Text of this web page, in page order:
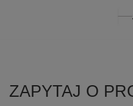
ZAPYTAJ O